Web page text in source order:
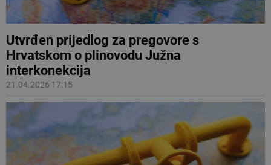
Utvrđen prijedlog za pregovore s
Hrvatskom o plinovodu Južna
interkonekcija
21.04.2026 17:15